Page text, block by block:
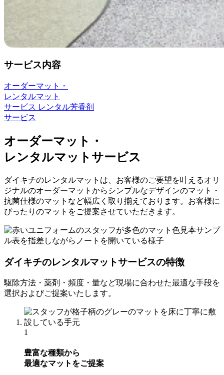
サービス内容
オーダーマット・
レンタルマット
サービス レンタル芳香剤
サービス
オーダーマット・
レンタルマットサービス
ダイキチのレンタルマットは、お客様のご要望を叶えるオリ
ジナルのオーダーマットからシンプルなデザインのマット・
抗菌仕様のマットなど幅広く取り揃えております。お客様に
ぴったりのマットをご提案させていただきます。
ダイキチのレンタルマットサービスの特徴
駆除方法・薬剤・頻度・量など現場に合わせた最適な手段を
選択およびご提案いたします。
1
豊富な種類から
最適なマットをご提案